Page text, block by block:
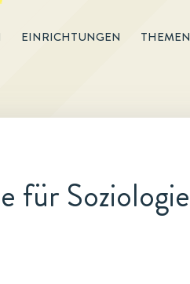
EINRICHTUNGEN THEMEN
für Soziologie